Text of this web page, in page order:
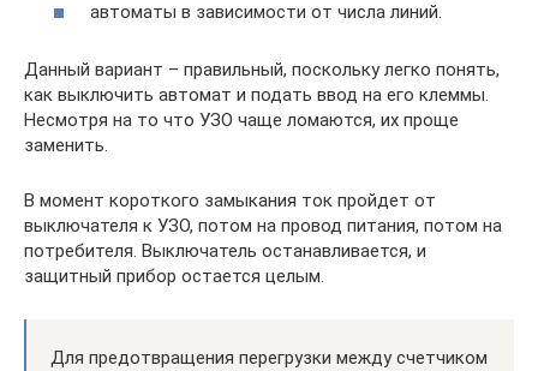
автоматы в зависимости от числа линий.
Данный вариант – правильный, поскольку легко понять,
как выключить автомат и подать ввод на его клеммы.
Несмотря на то что УЗО чаще ломаются, их проще
заменить.
В момент короткого замыкания ток пройдет от
выключателя к УЗО, потом на провод питания, потом на
потребителя. Выключатель останавливается, и
защитный прибор остается целым.
Для предотвращения перегрузки между счетчиком